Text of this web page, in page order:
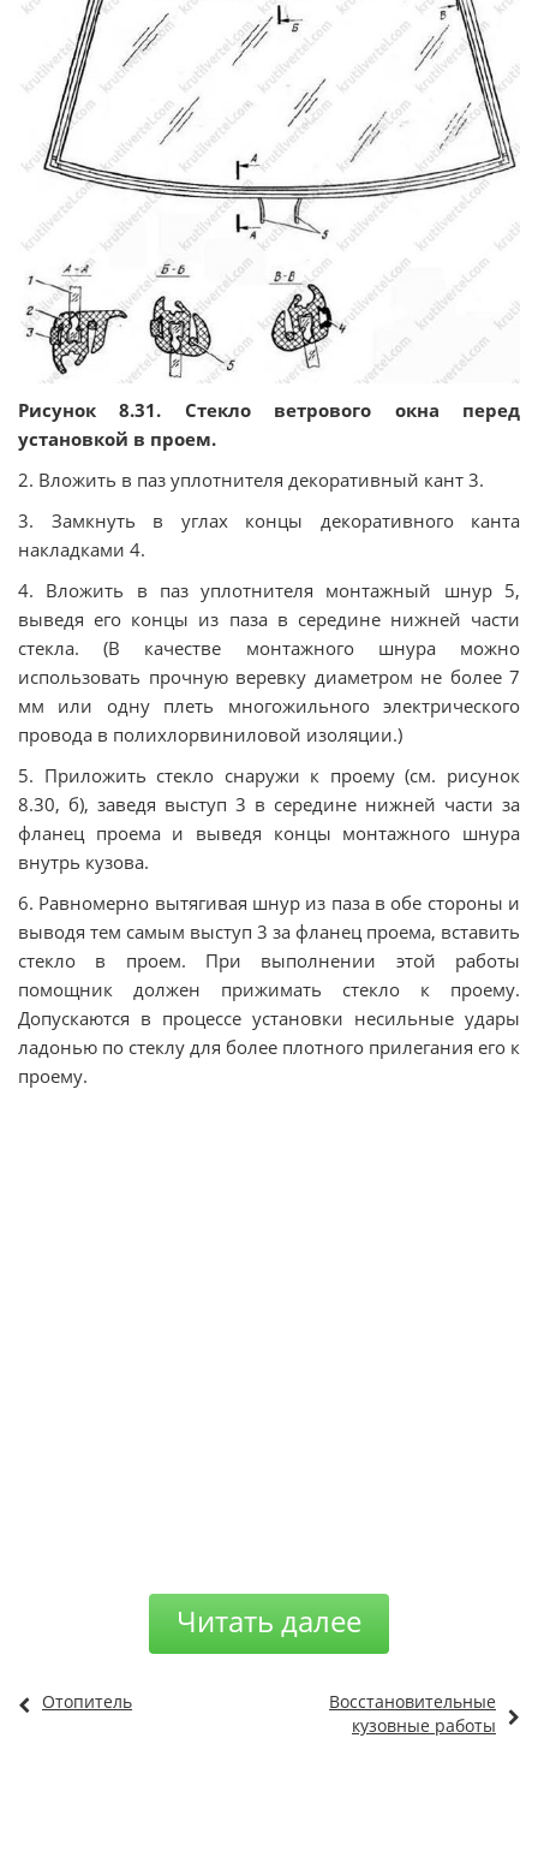
Рисунок 8.31. Стекло ветрового окна перед
установкой в проем.
2. Вложить в паз уплотнителя декоративный кант 3.
3. Замкнуть в углах концы декоративного канта
накладками 4.
4. Вложить в паз уплотнителя монтажный шнур 5,
выведя его концы из паза в середине нижней части
стекла. (В качестве монтажного шнура можно
использовать прочную веревку диаметром не более 7
мм или одну плеть многожильного электрического
провода в полихлорвиниловой изоляции.)
5. Приложить стекло снаружи к проему (см. рисунок
8.30, б), заведя выступ 3 в середине нижней части за
фланец проема и выведя концы монтажного шнура
внутрь кузова.
6. Равномерно вытягивая шнур из паза в обе стороны и
выводя тем самым выступ 3 за фланец проема, вставить
стекло в проем. При выполнении этой работы
помощник должен прижимать стекло к проему.
Допускаются в процессе установки несильные удары
ладонью по стеклу для более плотного прилегания его к
проему.
Читать далее
Отопитель
Восстановительные
кузовные работы